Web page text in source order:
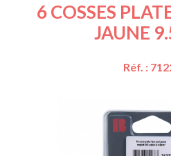
6 COSSES
JAUNE
Réf. :